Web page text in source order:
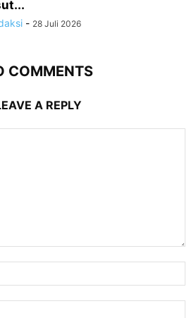
- 28 Juli 2026
COMMENTS
A REPLY